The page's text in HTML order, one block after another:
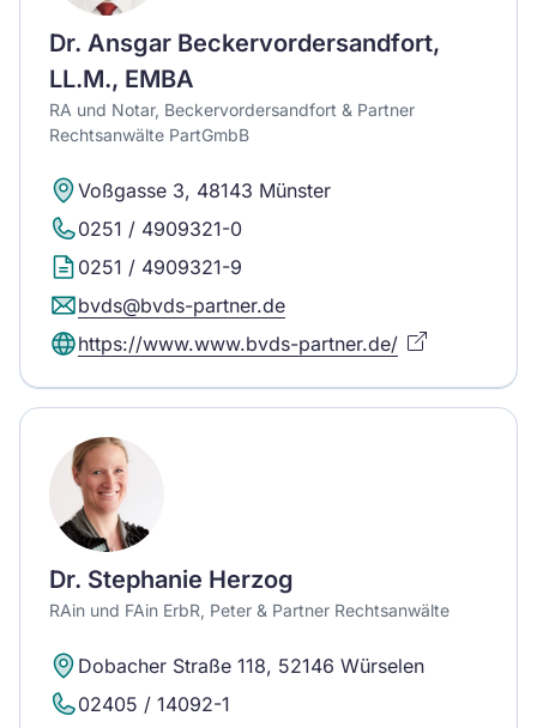
Dr. Ansgar Beckervordersandfort,
LL.M., EMBA
RA und Notar, Beckervordersandfort & Partner
Rechtsanwälte PartGmbB
Voßgasse 3, 48143 Münster
0251 / 4909321-0
0251 / 4909321-9
bvds@bvds-partner.de
https://www.www.bvds-partner.de/
Dr. Stephanie Herzog
RAin und FAin ErbR, Peter & Partner Rechtsanwälte
Dobacher Straße 118, 52146 Würselen
02405 / 14092-1